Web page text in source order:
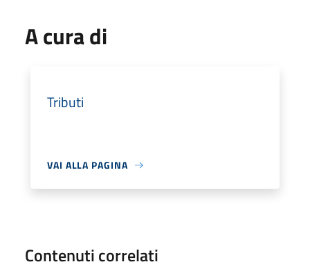
A cura di
Tributi
VAI ALLA PAGINA
Contenuti correlati